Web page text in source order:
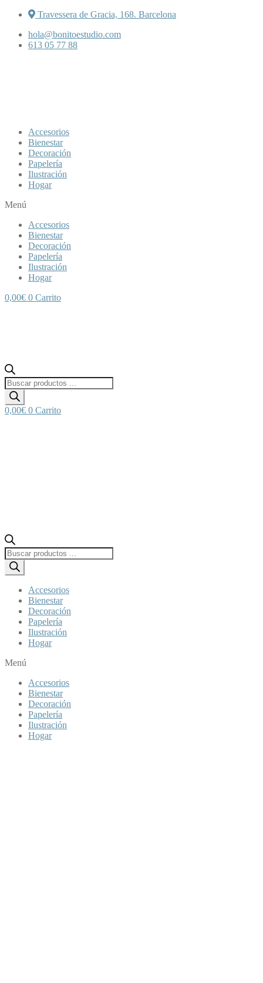
Travessera de Gracia, 168. Barcelona
hola@bonitoestudio.com
613 05 77 88
Accesorios
Bienestar
Decoración
Papelería
Ilustración
Hogar
Menú
Accesorios
Bienestar
Decoración
Papelería
Ilustración
Hogar
0,00€ 0 Carrito
Búsqueda
de
productos
0,00€ 0 Carrito
Búsqueda
de
productos
Accesorios
Bienestar
Decoración
Papelería
Ilustración
Hogar
Menú
Accesorios
Bienestar
Decoración
Papelería
Ilustración
Hogar